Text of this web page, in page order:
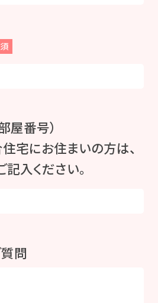
屋番号）
宅にお住まいの方は、
入ください。
問